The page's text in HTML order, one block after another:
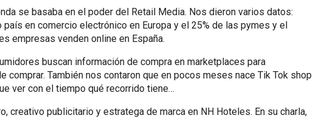
se basaba en el poder del Retail Media. Nos dieron varios datos:
país en comercio electrónico en Europa y el 25% de las pymes y el
empresas venden online en España.
buscan información de compra en marketplaces para
comprar. También nos contaron que en pocos meses nace Tik Tok shop
ver con el tiempo qué recorrido tiene…
creativo publicitario y estratega de marca en NH Hoteles. En su charla,